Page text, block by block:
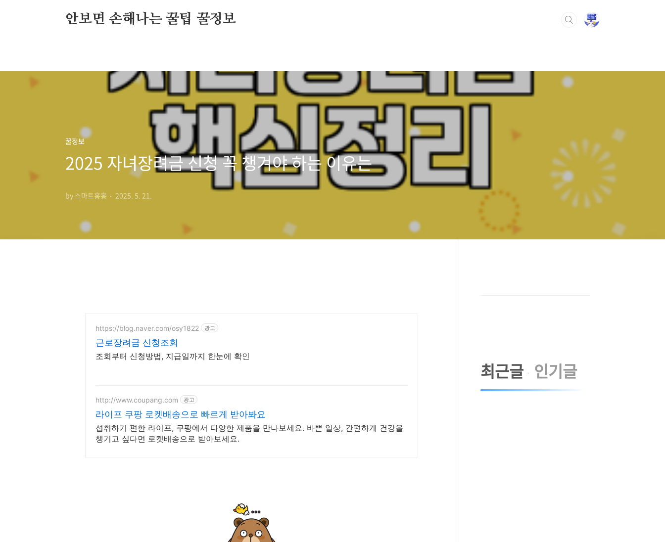
안보면 손해나는 꿀팁 꿀정보
꿀정보
2025 자녀장려금 신청 꼭 챙겨야 하는 이유는
by 스마트홍홍 2025. 5. 21.
https://blog.naver.com/osy1822 광고
근로장려금 신청조회
조회부터 신청방법, 지급일까지 한눈에 확인
http://www.coupang.com 광고
라이프 쿠팡 로켓배송으로 빠르게 받아봐요
섭취하기 편한 라이프, 쿠팡에서 다양한 제품을 만나보세요. 바쁜 일상, 간편하게 건강을
챙기고 싶다면 로켓배송으로 받아보세요.
최근글 인기글